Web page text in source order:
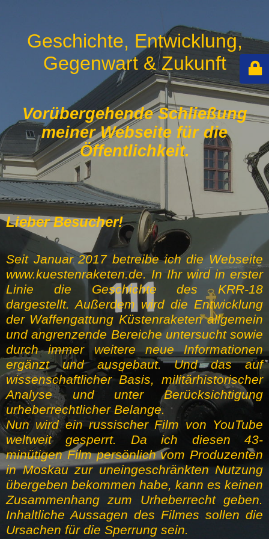
Geschichte, Entwicklung,
Gegenwart & Zukunft
Vorübergehende Schließung
meiner Webseite für die
Öffentlichkeit.
Lieber Besucher!
Seit Januar 2017 betreibe ich die Webseite
www.kuestenraketen.de. In Ihr wird in erster
Linie die Geschichte des KRR-18
dargestellt. Außerdem wird die Entwicklung
der Waffengattung Küstenraketen allgemein
und angrenzende Bereiche untersucht sowie
durch immer weitere neue Informationen
ergänzt und ausgebaut. Und das auf
wissenschaftlicher Basis, militärhistorischer
Analyse und unter Berücksichtigung
urheberrechtlicher Belange.
Nun wird ein russischer Film von YouTube
weltweit gesperrt. Da ich diesen 43-
minütigen Film persönlich vom Produzenten
in Moskau zur uneingeschränkten Nutzung
übergeben bekommen habe, kann es keinen
Zusammenhang zum Urheberrecht geben.
Inhaltliche Aussagen des Filmes sollen die
Ursachen für die Sperrung sein.